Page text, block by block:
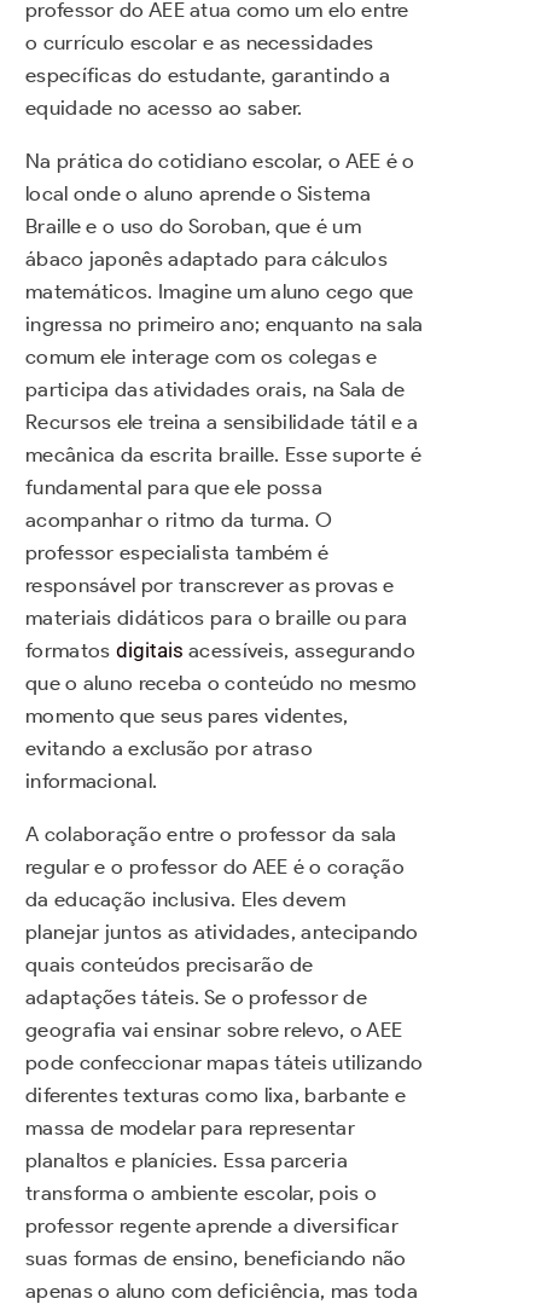
professor do AEE atua como um elo entre
o currículo escolar e as necessidades
específicas do estudante, garantindo a
equidade no acesso ao saber.
Na prática do cotidiano escolar, o AEE é o
local onde o aluno aprende o Sistema
Braille e o uso do Soroban, que é um
ábaco japonês adaptado para cálculos
matemáticos. Imagine um aluno cego que
ingressa no primeiro ano; enquanto na sala
comum ele interage com os colegas e
participa das atividades orais, na Sala de
Recursos ele treina a sensibilidade tátil e a
mecânica da escrita braille. Esse suporte é
fundamental para que ele possa
acompanhar o ritmo da turma. O
professor especialista também é
responsável por transcrever as provas e
materiais didáticos para o braille ou para
formatos digitais acessíveis, assegurando
que o aluno receba o conteúdo no mesmo
momento que seus pares videntes,
evitando a exclusão por atraso
informacional.
A colaboração entre o professor da sala
regular e o professor do AEE é o coração
da educação inclusiva. Eles devem
planejar juntos as atividades, antecipando
quais conteúdos precisarão de
adaptações táteis. Se o professor de
geografia vai ensinar sobre relevo, o AEE
pode confeccionar mapas táteis utilizando
diferentes texturas como lixa, barbante e
massa de modelar para representar
planaltos e planícies. Essa parceria
transforma o ambiente escolar, pois o
professor regente aprende a diversificar
suas formas de ensino, beneficiando não
apenas o aluno com deficiência, mas toda